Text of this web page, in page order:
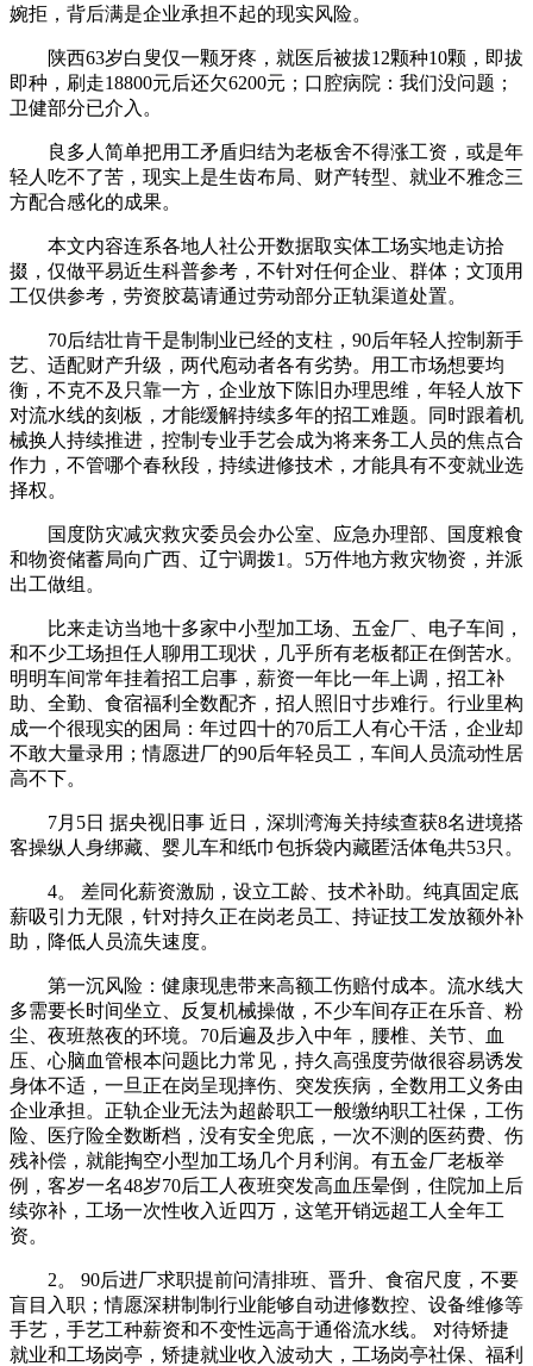
婉拒，背后满是企业承担不起的现实风险。
陕西63岁白叟仅一颗牙疼，就医后被拔12颗种10颗，即拔
即种，刷走18800元后还欠6200元；口腔病院：我们没问题；
卫健部分已介入。
良多人简单把用工矛盾归结为老板舍不得涨工资，或是年
轻人吃不了苦，现实上是生齿布局、财产转型、就业不雅念三
方配合感化的成果。
本文内容连系各地人社公开数据取实体工场实地走访拾
掇，仅做平易近生科普参考，不针对任何企业、群体；文顶用
工仅供参考，劳资胶葛请通过劳动部分正轨渠道处置。
70后结壮肯干是制制业已经的支柱，90后年轻人控制新手
艺、适配财产升级，两代庖动者各有劣势。用工市场想要均
衡，不克不及只靠一方，企业放下陈旧办理思维，年轻人放下
对流水线的刻板，才能缓解持续多年的招工难题。同时跟着机
械换人持续推进，控制专业手艺会成为将来务工人员的焦点合
作力，不管哪个春秋段，持续进修技术，才能具有不变就业选
择权。
国度防灾减灾救灾委员会办公室、应急办理部、国度粮食
和物资储蓄局向广西、辽宁调拨1。5万件地方救灾物资，并派
出工做组。
比来走访当地十多家中小型加工场、五金厂、电子车间，
和不少工场担任人聊用工现状，几乎所有老板都正在倒苦水。
明明车间常年挂着招工启事，薪资一年比一年上调，招工补
助、全勤、食宿福利全数配齐，招人照旧寸步难行。行业里构
成一个很现实的困局：年过四十的70后工人有心干活，企业却
不敢大量录用；情愿进厂的90后年轻员工，车间人员流动性居
高不下。
7月5日 据央视旧事 近日，深圳湾海关持续查获8名进境搭
客操纵人身绑藏、婴儿车和纸巾包拆袋内藏匿活体龟共53只。
4。 差同化薪资激励，设立工龄、技术补助。纯真固定底
薪吸引力无限，针对持久正在岗老员工、持证技工发放额外补
助，降低人员流失速度。
第一沉风险：健康现患带来高额工伤赔付成本。流水线大
多需要长时间坐立、反复机械操做，不少车间存正在乐音、粉
尘、夜班熬夜的环境。70后遍及步入中年，腰椎、关节、血
压、心脑血管根本问题比力常见，持久高强度劳做很容易诱发
身体不适，一旦正在岗呈现摔伤、突发疾病，全数用工义务由
企业承担。正轨企业无法为超龄职工一般缴纳职工社保，工伤
险、医疗险全数断档，没有安全兜底，一次不测的医药费、伤
残补偿，就能掏空小型加工场几个月利润。有五金厂老板举
例，客岁一名48岁70后工人夜班突发高血压晕倒，住院加上后
续弥补，工场一次性收入近四万，这笔开销远超工人全年工
资。
2。 90后进厂求职提前问清排班、晋升、食宿尺度，不要
盲目入职；情愿深耕制制行业能够自动进修数控、设备维修等
手艺，手艺工种薪资和不变性远高于通俗流水线。 对待矫捷
就业和工场岗亭，矫捷就业收入波动大，工场岗亭社保、福利